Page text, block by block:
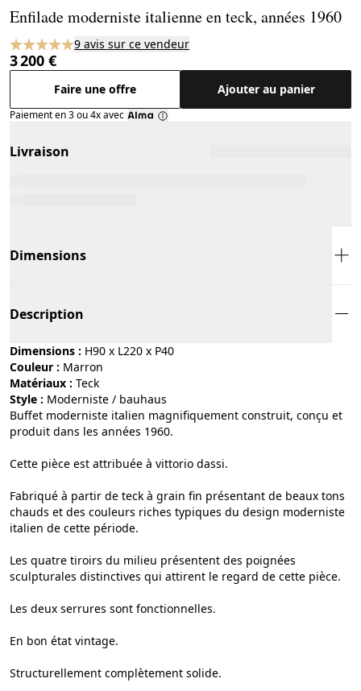
Enfilade moderniste italienne en teck, années 1960
9 avis sur ce vendeur
3 200 €
Faire une offre Ajouter au panier
Paiement en 3 ou 4x avec
Livraison
Dimensions
Description
Dimensions : H90 x L220 x P40
Couleur :
marron
Matériaux :
teck
Style :
moderniste / bauhaus
Buffet moderniste italien magnifiquement construit, conçu et
produit dans les années 1960.
Cette pièce est attribuée à vittorio dassi.
Fabriqué à partir de teck à grain fin présentant de beaux tons
chauds et des couleurs riches typiques du design moderniste
italien de cette période.
Les quatre tiroirs du milieu présentent des poignées
sculpturales distinctives qui attirent le regard de cette pièce.
Les deux serrures sont fonctionnelles.
En bon état vintage.
Structurellement complètement solide.